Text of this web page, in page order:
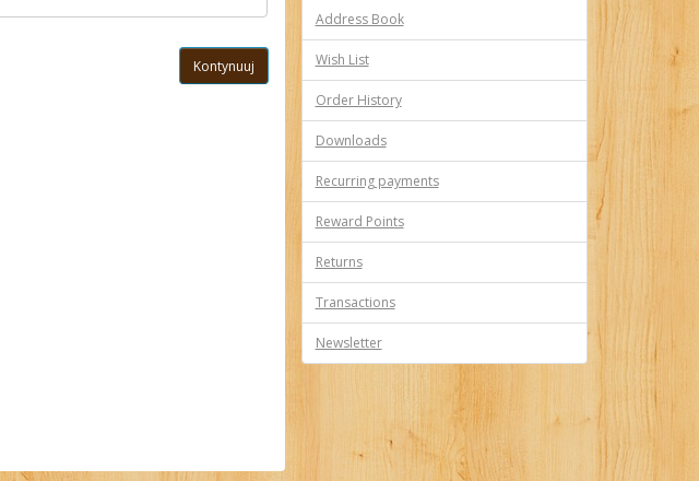
Address Book
Wish List
Order History
Downloads
Recurring payments
Reward Points
Returns
Transactions
Newsletter